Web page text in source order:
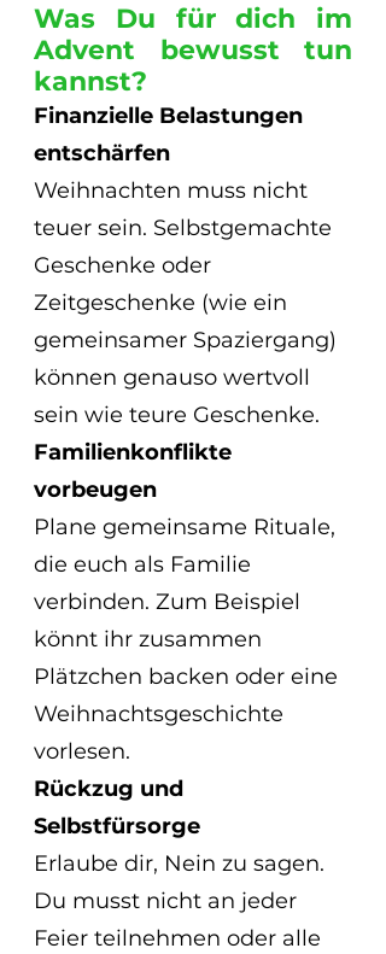
Was Du für dich im
Advent bewusst tun
kannst?
Finanzielle Belastungen
entschärfen
Weihnachten muss nicht
teuer sein. Selbstgemachte
Geschenke oder
Zeitgeschenke (wie ein
gemeinsamer Spaziergang)
können genauso wertvoll
sein wie teure Geschenke.
Familienkonflikte
vorbeugen
Plane gemeinsame Rituale,
die euch als Familie
verbinden. Zum Beispiel
könnt ihr zusammen
Plätzchen backen oder eine
Weihnachtsgeschichte
vorlesen.
Rückzug und
Selbstfürsorge
Erlaube dir, Nein zu sagen.
Du musst nicht an jeder
Feier teilnehmen oder alle